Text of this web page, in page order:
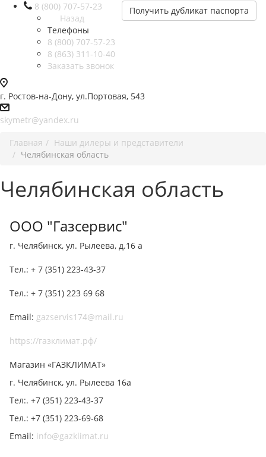
Получить дубликат паспорта
8 (800) 707-57-23
Назад
Телефоны
8 (800) 707-57-23
8 (863) 311-10-40
Заказать звонок
г. Ростов-на-Дону, ул.Портовая, 543
skymetr@yandex.ru
Главная
Наши дилеры и представители
Челябинская область
Челябинская область
ООО "Газсервис"
г. Челябинск, ул. Рылеева, д.16 а
Тел.: + 7 (351) 223-43-37
Тел.: + 7 (351) 223 69 68
Email: gazservis174@mail.ru
https://газклимат.рф/
Магазин «ГАЗКЛИМАТ»
г. Челябинск, ул. Рылеева 16а
Тел:. +7 (351) 223-43-37
Тел.: +7 (351) 223-69-68
Email: info@gazklimat.ru